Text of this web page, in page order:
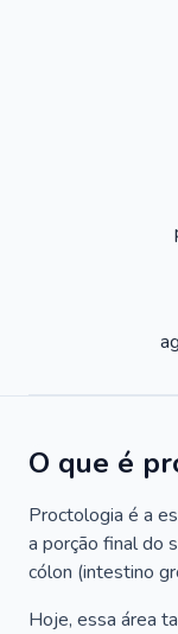
O que é
Proctologia é a
a porção final do
cólon (intestino
Hoje, essa área